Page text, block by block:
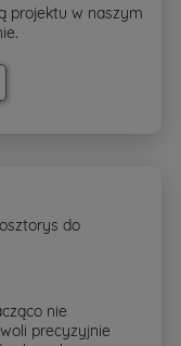
projektu w naszym
do
nie
precyzyjnie